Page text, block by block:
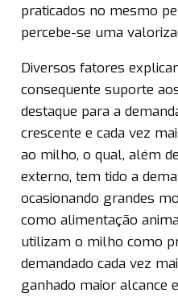
praticados no mesmo
percebe-se uma
Diversos fatores
consequente suporte
destaque para a
crescente e cada vez
ao milho, o qual, além
externo, tem tido a
ocasionando grandes
como alimentação
utilizam o milho como
demandado cada vez
ganhado maior alcance